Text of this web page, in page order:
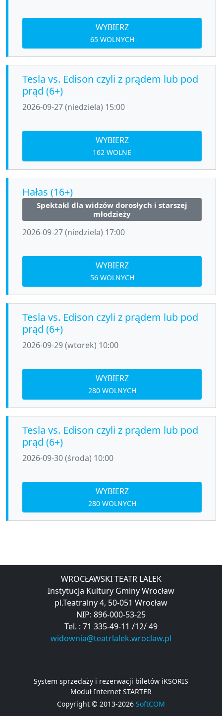
WYBIERZ
65 WOLNYCH
Tesla vs. Edison czyli z prądem lub pod
prąd (6+)
2026-09-27 (niedziela) 15:00
WYBIERZ
162 WOLNE
Hałas (16+)
Spektakl dla widzów dorosłych i starszej
młodzieży
2026-09-27 (niedziela) 17:00
WYBIERZ
56 WOLNYCH
Tesla vs. Edison czyli z prądem lub pod
prąd (6+)
2026-09-29 (wtorek) 10:00
WYBIERZ
280 WOLNYCH
Tesla vs. Edison czyli z prądem lub pod
prąd (6+)
2026-09-30 (środa) 10:00
WYBIERZ
280 WOLNYCH
WROCŁAWSKI TEATR LALEK
Instytucja Kultury Gminy Wrocław
pl.Teatralny 4, 50-051 Wrocław
NIP: 896-000-53-25
Tel. : 71 335-49-11 /12/ 49
widownia@teatrlalek.wroclaw.pl
System sprzedaży i rezerwacji biletów iKSORIS
Moduł Internet STARTER
Copyright © 2013-2026 SoftCOM